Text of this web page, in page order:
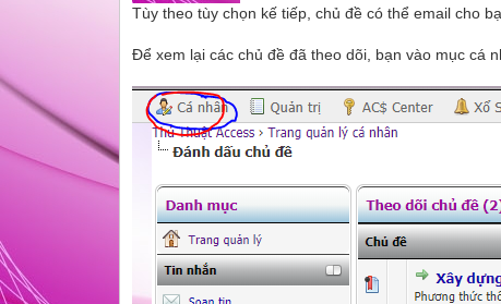
Tùy theo tùy chọn kế tiếp, chủ đề có thể email cho
Để xem lại các chủ đề đã theo dõi, bạn vào mục cá